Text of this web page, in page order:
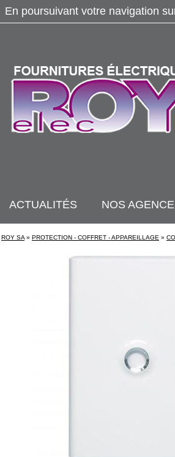
ACTUALITÉS NOS
ROY SA » PROTECTION - COFFRET - APPAREILLAGE »
En poursuivant votre navigation